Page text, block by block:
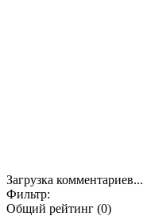
Загрузка комментариев...
Фильтр:
Общий рейтинг (0)